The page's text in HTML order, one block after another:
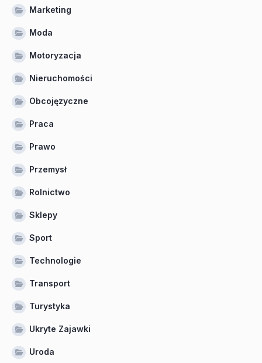
Marketing
Moda
Motoryzacja
Nieruchomości
Obcojęzyczne
Praca
Prawo
Przemysł
Rolnictwo
Sklepy
Sport
Technologie
Transport
Turystyka
Ukryte Zajawki
Uroda